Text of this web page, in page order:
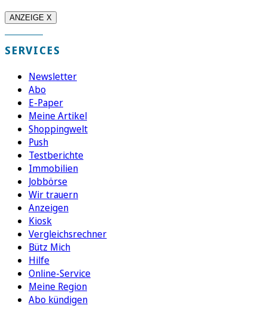
ANZEIGE X
SERVICES
Newsletter
Abo
E-Paper
Meine Artikel
Shoppingwelt
Push
Testberichte
Immobilien
Jobbörse
Wir trauern
Anzeigen
Kiosk
Vergleichsrechner
Bütz Mich
Hilfe
Online-Service
Meine Region
Abo kündigen